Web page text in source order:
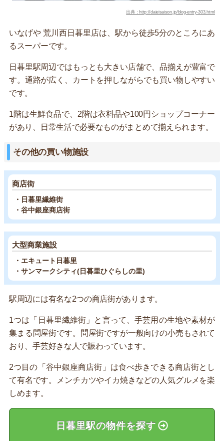
出典：http://daieisaison.jp/blog-entry-303.html
いなげや 荒川西日暮里店は、駅から徒歩5分のところにあ
るスーパーです。
日暮里駅周辺ではもっとも大きい店舗で、品揃えが豊富で
す。通路が広く、カートを押しながらでも買い物しやすい
です。
1階は生鮮食品で、2階は衣料品や100円ショップコーナー
があり、日常生活で必要なものがまとめて揃えられます。
その他の買い物施設
商店街
・日暮里繊維街
・谷中銀座商店街
大型商業施設
・エキュート日暮里
・サンマークシティ(日暮里ひぐらしの里)
駅周辺には有名な2つの商店街があります。
1つは「日暮里繊維街」と言って、手芸用の生地や素材が
集まる問屋街です。問屋街ですが一般向けの小売もされて
おり、手芸好きな人で賑わっています。
2つ目の「谷中銀座商店街」は食べ歩きできる商店街とし
て有名です。メンチカツやイカ焼きなどの人気グルメを楽
しめます。
日暮里駅の物件を探す